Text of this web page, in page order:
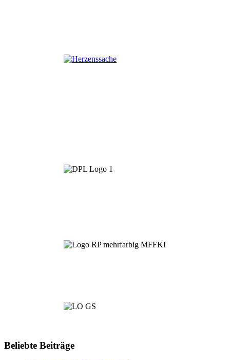
Beliebte Beiträge